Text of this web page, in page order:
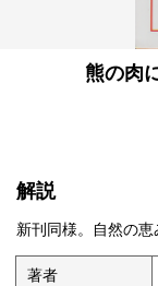
熊の肉
解説
新刊同様。自然の恵
著者